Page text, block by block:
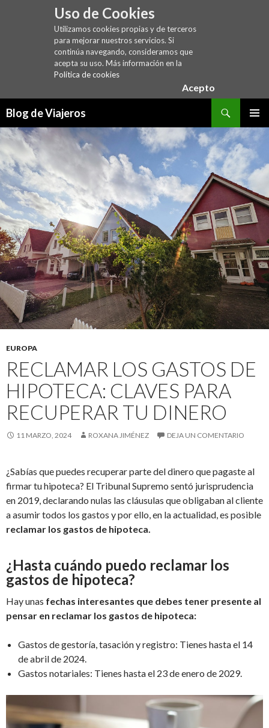
Uso de Cookies
Utilizamos cookies propias y de terceros
para mejorar nuestros servicios. Si
continúa navegando, consideramos que
acepta su uso. Más información en la
Política de cookies
Acepto
Blog de Viajeros
MENÚ
AL
CONTENIDO
EUROPA
RECLAMAR LOS GASTOS DE
HIPOTECA: CLAVES PARA
RECUPERAR TU DINERO
11 MARZO, 2024 ROXANA JIMÉNEZ DEJA UN COMENTARIO
¿Sabías que puedes recuperar parte del dinero que pagaste al
firmar tu hipoteca? El Tribunal Supremo sentó jurisprudencia
en 2019, declarando nulas las cláusulas que obligaban al cliente
a asumir todos los gastos y por ello, en la actualidad, es posible
reclamar los gastos de hipoteca.
¿Hasta cuándo puedo reclamar los
gastos de hipoteca?
Hay unas fechas interesantes que debes tener presente al
pensar en reclamar los gastos de hipoteca:
Gastos de gestoría, tasación y registro: Tienes hasta el 14
de abril de 2024.
Gastos notariales: Tienes hasta el 23 de enero de 2029.